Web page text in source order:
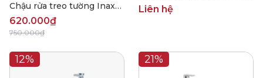
Chậu rửa treo tường Inax
L-281V
620.000₫
750.000₫
Inax AL-289VEC
Liên hệ
12% 21%